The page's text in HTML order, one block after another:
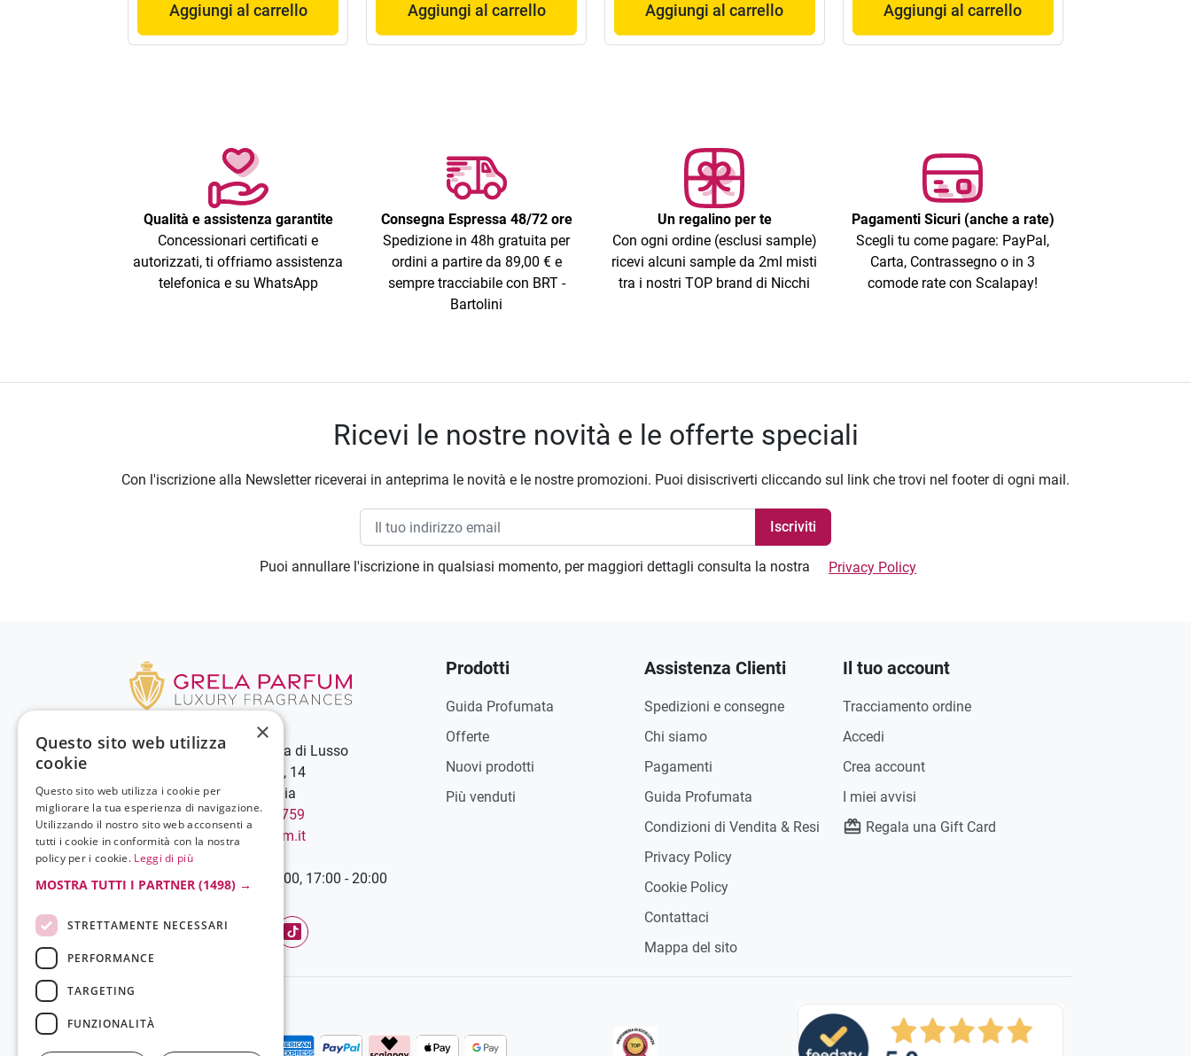
Aggiungi al carrello Aggiungi al carrello Aggiungi al carrello Aggiungi al carrello
Qualità e assistenza garantite
Concessionari certificati e
autorizzati, ti offriamo assistenza
telefonica e su WhatsApp
Consegna Espressa 48/72 ore
Spedizione in 48h gratuita per
ordini a partire da 89,00 € e
sempre tracciabile con BRT -
Bartolini
Un regalino per te
Con ogni ordine (esclusi sample)
ricevi alcuni sample da 2ml misti
tra i nostri TOP brand di Nicchi
Pagamenti Sicuri (anche a rate)
Scegli tu come pagare: PayPal,
Carta, Contrassegno o in 3
comode rate con Scalapay!
Ricevi le nostre novità e le offerte speciali
Con l'iscrizione alla Newsletter riceverai in anteprima le novità e le nostre promozioni. Puoi disiscriverti cliccando sul link che trovi nel footer di ogni mail.
Puoi annullare l'iscrizione in qualsiasi momento, per maggiori dettagli consulta la nostra Privacy Policy
Grela Parfum - Profumeria di Lusso
C.so Vittorio Emanuele III, 14
89900 Vibo Valentia - Italia
Chiamaci: +39 0963 544759
Scrivici:info@grelaparfum.it
Orari
Lunedì-Sabato: 9:00 - 13:00, 17:00 - 20:00
Facebook InstagramTikTok
Prodotti
Guida Profumata
Offerte
Nuovi prodotti
Più venduti
Assistenza Clienti
Spedizioni e consegne
Chi siamo
Pagamenti
Guida Profumata
Condizioni di Vendita & Resi
Privacy Policy
Cookie Policy
Contattaci
Mappa del sito
Il tuo account
Tracciamento ordine
Accedi
Crea account
I miei avvisi
Regala una Gift Card
×
Questo sito web utilizza
cookie
Questo sito web utilizza i cookie per
migliorare la tua esperienza di navigazione.
Utilizzando il nostro sito web acconsenti a
tutti i cookie in conformità con la nostra
policy per i cookie. Leggi di più
MOSTRA TUTTI I PARTNER (1498) →
STRETTAMENTE NECESSARI
PERFORMANCE
TARGETING
FUNZIONALITÀ